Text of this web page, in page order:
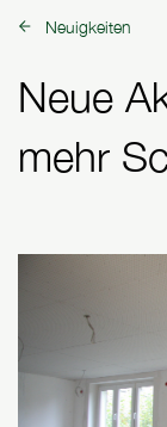
Neuigkeiten
Neue
mehr